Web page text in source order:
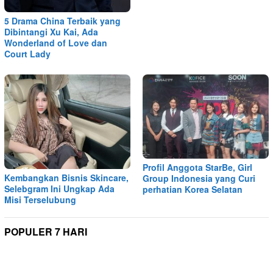
5 Drama China Terbaik yang
Dibintangi Xu Kai, Ada
Wonderland of Love dan
Court Lady
Kembangkan Bisnis Skincare,
Selebgram Ini Ungkap Ada
Misi Terselubung
Profil Anggota StarBe, Girl
Group Indonesia yang Curi
perhatian Korea Selatan
POPULER 7 HARI